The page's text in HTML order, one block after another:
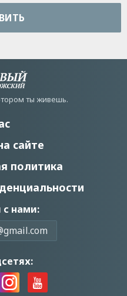
ты живешь.
сайте
политика
с нами: